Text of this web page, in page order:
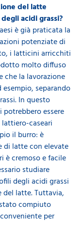
del latte
acidi grassi?
è già praticata la
potenziate di
i latticini arricchiti
molto diffuso
che la lavorazione
separando
In questo
essere
caseari
il burro: è
di latte con elevate
è cremoso e facile
studiare
degli acidi grassi
latte. Tuttavia,
compiuto
per